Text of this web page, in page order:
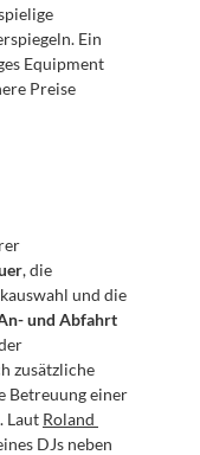
Ein
Equipment
Preise
und die
und Abfahrt
zusätzliche
Laut Roland
DJs neben